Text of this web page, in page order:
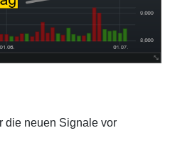
die neuen Signale vor